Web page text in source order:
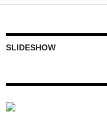
SLIDESHOW